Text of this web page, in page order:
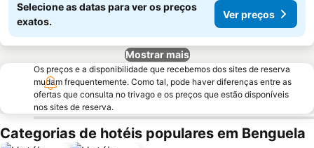
Selecione as datas para ver os preços
exatos.
Ver preços
Mostrar mais
Os preços e a disponibilidade que recebemos dos sites de reserva
mudam frequentemente. Como tal, pode haver diferenças entre as
ofertas que consulta no trivago e os preços que estão disponíveis
nos sites de reserva.
Categorias de hotéis populares em Benguela